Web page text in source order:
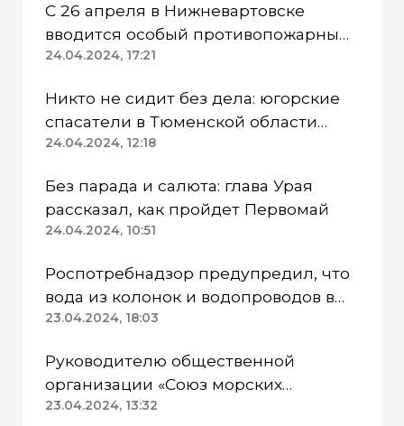
С 26 апреля в Нижневартовске
вводится особый противопожарный
режим
24.04.2024, 17:21
Никто не сидит без дела: югорские
спасатели в Тюменской области
работают в две смены
24.04.2024, 12:18
Без парада и салюта: глава Урая
рассказал, как пройдет Первомай
24.04.2024, 10:51
Роспотребнадзор предупредил, что
вода из колонок и водопроводов в
Казанском районе непригодна для
23.04.2024, 18:03
Руководителю общественной
организации «Союз морских
пехотинцев» Югры вынесли
23.04.2024, 13:32